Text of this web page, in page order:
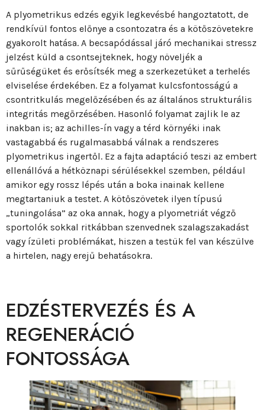
A plyometrikus edzés egyik legkevésbé hangoztatott, de
rendkívül fontos előnye a csontozatra és a kötőszövetekre
gyakorolt hatása. A becsapódással járó mechanikai stressz
jelzést küld a csontsejteknek, hogy növeljék a
sűrűségüket és erősítsék meg a szerkezetüket a terhelés
elviselése érdekében. Ez a folyamat kulcsfontosságú a
csontritkulás megelőzésében és az általános strukturális
integritás megőrzésében. Hasonló folyamat zajlik le az
inakban is; az achilles-ín vagy a térd környéki inak
vastagabbá és rugalmasabbá válnak a rendszeres
plyometrikus ingertől. Ez a fajta adaptáció teszi az embert
ellenállóvá a hétköznapi sérülésekkel szemben, például
amikor egy rossz lépés után a boka inainak kellene
megtartaniuk a testet. A kötőszövetek ilyen típusú
„tuningolása” az oka annak, hogy a plyometriát végző
sportolók sokkal ritkábban szenvednek szalagszakadást
vagy ízületi problémákat, hiszen a testük fel van készülve
a hirtelen, nagy erejű behatásokra.
EDZÉSTERVEZÉS ÉS A
REGENERÁCIÓ
FONTOSSÁGA